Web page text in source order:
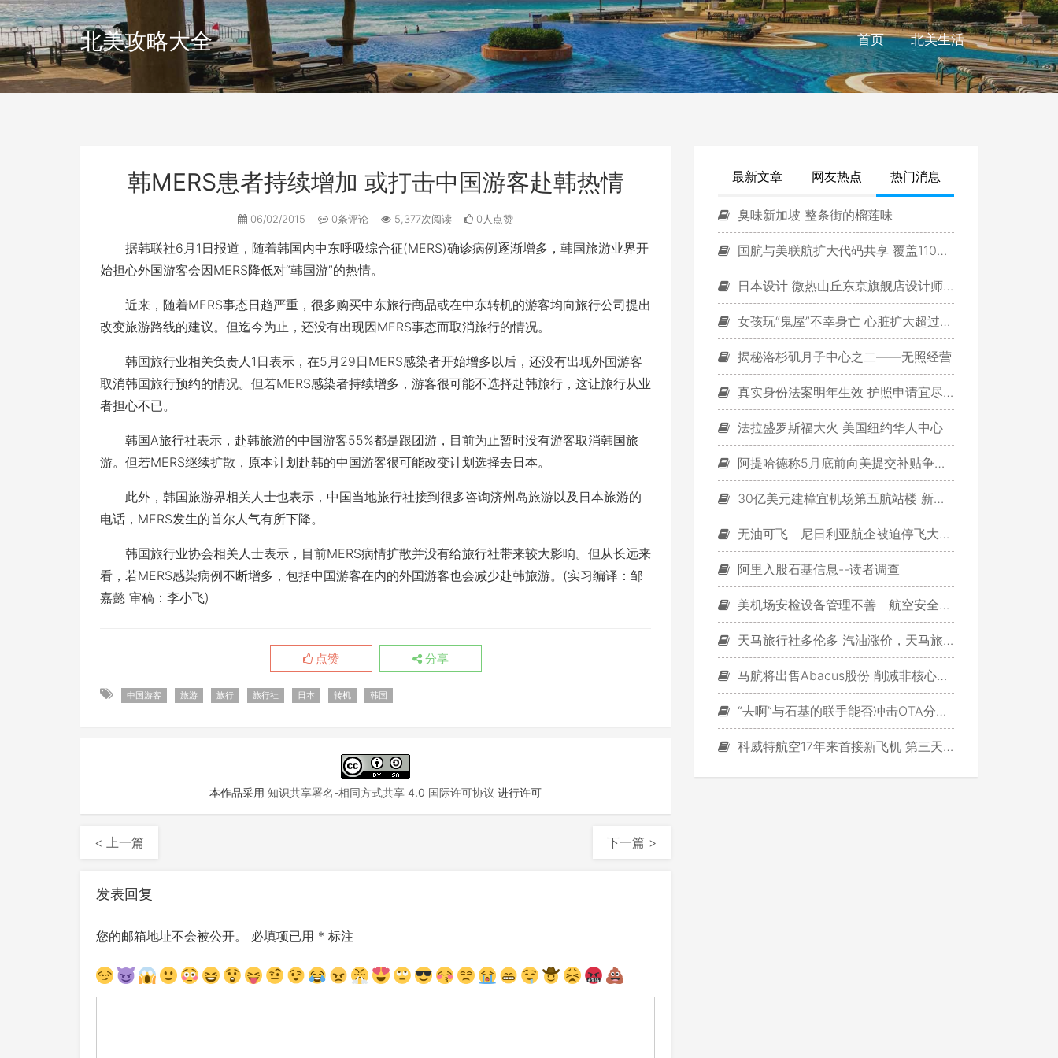
北美攻略大全 首页 北美生活
韩MERS患者持续增加 或打击中国游客赴韩热情
06/02/2015 0条评论 5,377次阅读 0人点赞
据韩联社6月1日报道，随着韩国内中东呼吸综合征(MERS)确诊病例逐渐增多，韩国旅游业界开
始担心外国游客会因MERS降低对“韩国游”的热情。
近来，随着MERS事态日趋严重，很多购买中东旅行商品或在中东转机的游客均向旅行公司提出
改变旅游路线的建议。但迄今为止，还没有出现因MERS事态而取消旅行的情况。
韩国旅行业相关负责人1日表示，在5月29日MERS感染者开始增多以后，还没有出现外国游客
取消韩国旅行预约的情况。但若MERS感染者持续增多，游客很可能不选择赴韩旅行，这让旅行从业
者担心不已。
韩国A旅行社表示，赴韩旅游的中国游客55%都是跟团游，目前为止暂时没有游客取消韩国旅
游。但若MERS继续扩散，原本计划赴韩的中国游客很可能改变计划选择去日本。
此外，韩国旅游界相关人士也表示，中国当地旅行社接到很多咨询济州岛旅游以及日本旅游的
电话，MERS发生的首尔人气有所下降。
韩国旅行业协会相关人士表示，目前MERS病情扩散并没有给旅行社带来较大影响。但从长远来
看，若MERS感染病例不断增多，包括中国游客在内的外国游客也会减少赴韩旅游。(实习编译：邹
嘉懿 审稿：李小飞)
点赞 分享
中国游客 旅游 旅行 旅行社 日本 转机 韩国
本作品采用 知识共享署名-相同方式共享 4.0 国际许可协议 进行许可
< 上一篇 下一篇 >
发表回复
您的邮箱地址不会被公开。 必填项已用 * 标注
最新文章 网友热点 热门消息
臭味新加坡 整条街的榴莲味
国航与美联航扩大代码共享 覆盖110条航线
日本设计|微热山丘东京旗舰店设计师 打造东大新校舍
女孩玩“鬼屋”不幸身亡 心脏扩大超过四倍(图)
揭秘洛杉矶月子中心之二——无照经营
真实身份法案明年生效 护照申请宜尽早
法拉盛罗斯福大火 美国纽约华人中心
阿提哈德称5月底前向美提交补贴争议回应
30亿美元建樟宜机场第五航站楼 新加坡疯了？
无油可飞 尼日利亚航企被迫停飞大量航班
阿里入股石基信息--读者调查
美机场安检设备管理不善 航空安全受威胁
天马旅行社多伦多 汽油涨价，天马旅游轻松应对
马航将出售Abacus股份 削减非核心资产
“去啊”与石基的联手能否冲击OTA分销？
科威特航空17年来首接新飞机 第三天就被撞